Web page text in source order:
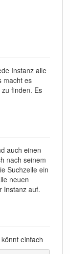
Instanz alle
macht es
finden. Es
auch einen
nach seinem
Suchzeile ein
neuen
Instanz auf.
einfach